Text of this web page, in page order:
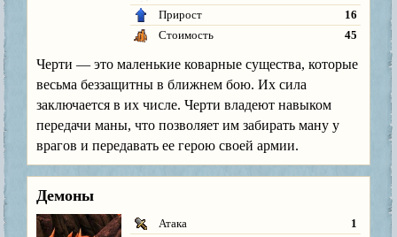
Прирост
16
Стоимость
45
Черти — это маленькие коварные существа, которые
весьма беззащитны в ближнем бою. Их сила
заключается в их числе. Черти владеют навыком
передачи маны, что позволяет им забирать ману у
врагов и передавать ее герою своей армии.
Демоны
Атака
1